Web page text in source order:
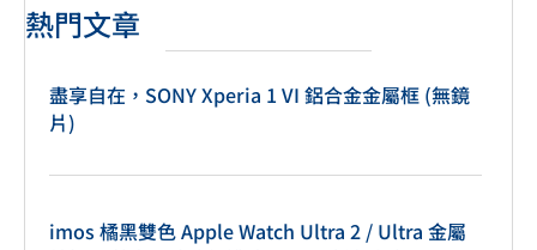
熱門文章
盡享自在，SONY Xperia 1 VI 鋁合金金屬框 (無鏡
片)
imos 橘黑雙色 Apple Watch Ultra 2 / Ultra 金屬